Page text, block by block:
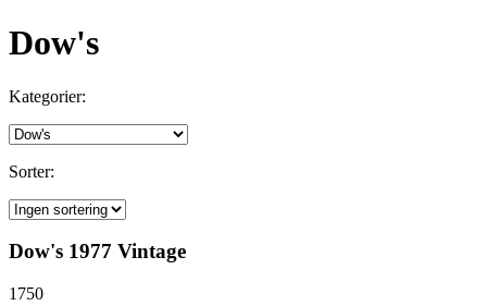
Dow's
Kategorier:
Sorter:
Dow's 1977 Vintage
1750